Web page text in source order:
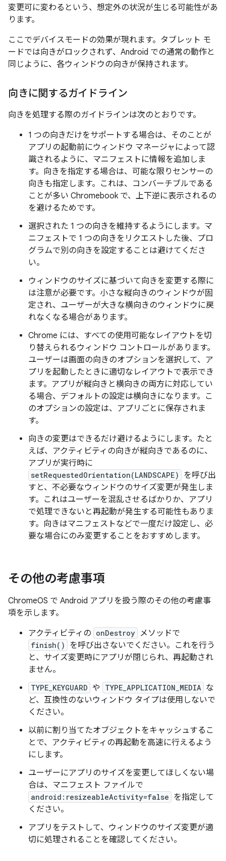
変更可に変わるという、想定外の状況が生じる可能性があ
ります。
ここでデバイスモードの効果が現れます。タブレット モ
ードでは向きがロックされず、Android での通常の動作と
同じように、各ウィンドウの向きが保持されます。
向きに関するガイドライン
向きを処理する際のガイドラインは次のとおりです。
1 つの向きだけをサポートする場合は、そのことが
アプリの起動前にウィンドウ マネージャによって認
識されるように、マニフェストに情報を追加しま
す。向きを指定する場合は、可能な限りセンサーの
向きも指定します。これは、コンバーチブルである
ことが多い Chromebook で、上下逆に表示されるの
を避けるためです。
選択された 1 つの向きを維持するようにします。マ
ニフェストで 1 つの向きをリクエストした後、プロ
グラムで別の向きを設定することは避けてくださ
い。
ウィンドウのサイズに基づいて向きを変更する際に
は注意が必要です。小さな縦向きのウィンドウが固
定され、ユーザーが大きな横向きのウィンドウに戻
れなくなる場合があります。
Chrome には、すべての使用可能なレイアウトを切
り替えられるウィンドウ コントロールがあります。
ユーザーは画面の向きのオプションを選択して、ア
プリを起動したときに適切なレイアウトで表示でき
ます。アプリが縦向きと横向きの両方に対応してい
る場合、デフォルトの設定は横向きになります。こ
のオプションの設定は、アプリごとに保存されま
す。
向きの変更はできるだけ避けるようにします。たと
えば、アクティビティの向きが縦向きであるのに、
アプリが実行時に
setRequestedOrientation(LANDSCAPE)
を呼び出
すと、不必要なウィンドウのサイズ変更が発生しま
す。これはユーザーを混乱させるばかりか、アプリ
で処理できないと再起動が発生する可能性もありま
す。向きはマニフェストなどで一度だけ設定し、必
要な場合にのみ変更することをおすすめします。
その他の考慮事項
ChromeOS で Android アプリを扱う際のその他の考慮事
項を示します。
アクティビティの onDestroy メソッドで
finish()
を呼び出さないでください。これを行う
と、サイズ変更時にアプリが閉じられ、再起動され
ません。
TYPE_KEYGUARD や TYPE_APPLICATION_MEDIA な
ど、互換性のないウィンドウ タイプは使用しないで
ください。
以前に割り当てたオブジェクトをキャッシュするこ
とで、アクティビティの再起動を高速に行えるよう
にします。
ユーザーにアプリのサイズを変更してほしくない場
合は、マニフェスト ファイルで
android:resizeableActivity=false を指定して
ください。
アプリをテストして、ウィンドウのサイズ変更が適
切に処理されることを確認してください。